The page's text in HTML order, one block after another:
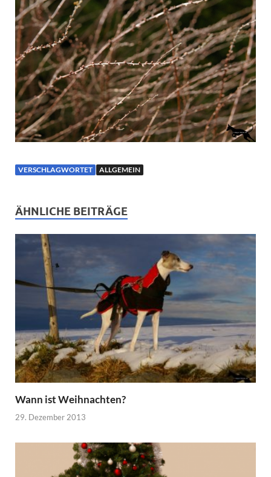
VERSCHLAGWORTET ALLGEMEIN
ÄHNLICHE BEITRÄGE
Wann ist Weihnachten?
29. Dezember 2013